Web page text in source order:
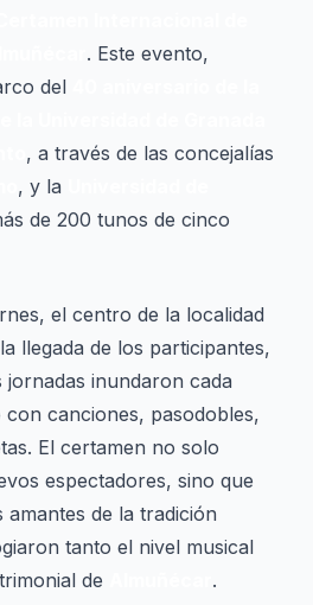
. Este evento,
del
, a través de las concejalías
, y la
de 200 tunos de cinco
el centro de la localidad
llegada de los participantes,
jornadas inundaron cada
canciones, pasodobles,
El certamen no solo
espectadores, sino que
amantes de la tradición
tanto el nivel musical
de
.